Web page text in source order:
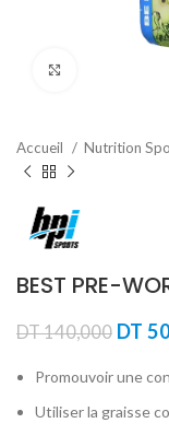
Accueil Nutrition
BEST PRE-
DT140,000 Le
initial
DT
DT
Promouvoir une
Utiliser la graisse